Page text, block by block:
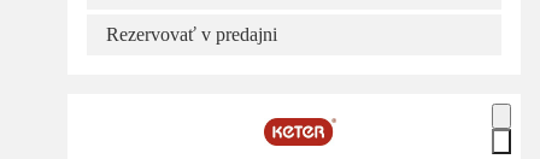
Rezervovať v predajni